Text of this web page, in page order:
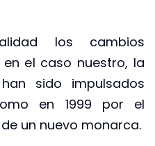
los cambios
el caso nuestro, la
sido impulsados
en 1999 por el
un nuevo monarca.